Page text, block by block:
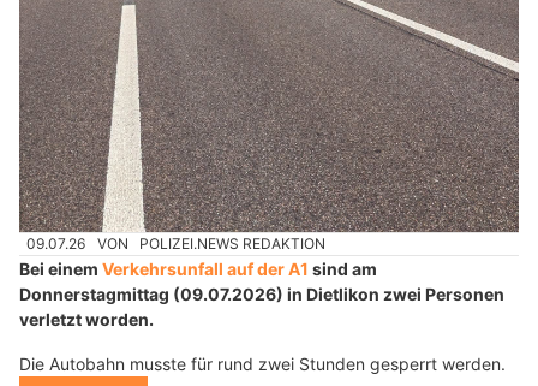
09.07.26 VON POLIZEI.NEWS REDAKTION
Bei einem Verkehrsunfall auf der A1 sind am
Donnerstagmittag (09.07.2026) in Dietlikon zwei Personen
verletzt worden.
Die Autobahn musste für rund zwei Stunden gesperrt werden.